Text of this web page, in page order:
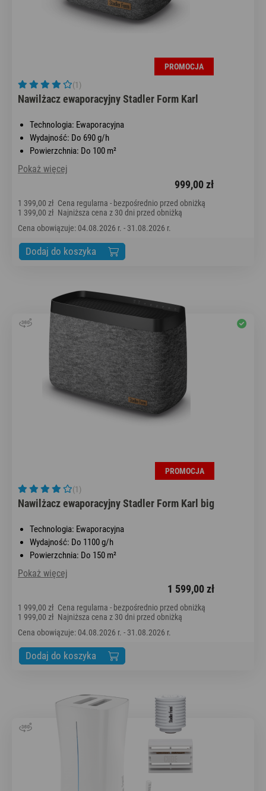
PROMOCJA
(1)
Nawilżacz ewaporacyjny Stadler Form Karl
Technologia: Ewaporacyjna
Wydajność: Do 690 g/h
Powierzchnia: Do 100 m²
Pokaż więcej
999,00 zł
1 399,00 zł Cena regularna - bezpośrednio przed obniżką
1 399,00 zł Najniższa cena z 30 dni przed obniżką
Cena obowiązuje: 04.08.2026 r. - 31.08.2026 r.
Dodaj do koszyka
PROMOCJA
(1)
Nawilżacz ewaporacyjny Stadler Form Karl big
Technologia: Ewaporacyjna
Wydajność: Do 1100 g/h
Powierzchnia: Do 150 m²
Pokaż więcej
1 599,00 zł
1 999,00 zł Cena regularna - bezpośrednio przed obniżką
1 999,00 zł Najniższa cena z 30 dni przed obniżką
Cena obowiązuje: 04.08.2026 r. - 31.08.2026 r.
Dodaj do koszyka